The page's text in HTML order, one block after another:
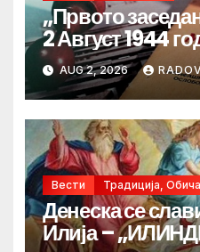
„Првото
2 Август 1944
AUG 2, 2026
Вести Традиција,
Денеска се
Илија –